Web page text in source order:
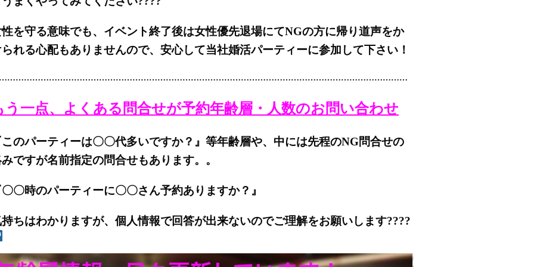
を守る意味でも、イベント終了後は女性優先退場にてNGの方に帰り道声をか
れる心配もありませんので、安心して当社婚活パーティーに参加して下さい！
う一点、よくある問合せが予約年齢層・人数のお問い合わせ
のパーティーは〇〇代多いですか？』等年齢層や、中には先程のNG問合せの
ですが名前指定の問合せもあります。。
〇時のパーティーに〇〇さん予約ありますか？』
ちはわかりますが、個人情報で回答が出来ないのでご理解をお願いします????‍